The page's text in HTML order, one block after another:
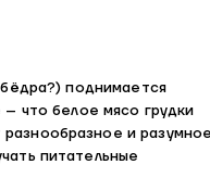
поднимается
что белое мясо грудки
и
питательные